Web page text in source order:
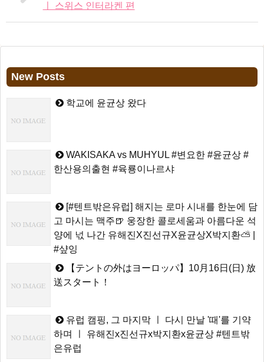
ㅣ 스위스 인터라켄 편
New Posts
학교에 윤균상 왔다
WAKISAKA vs MUHYUL #변요한 #윤균상 #
한산용의출현 #육룡이나르샤
[#텐트밖은유럽] 해지는 로마 시내를 한눈에 담
고 마시는 맥주🍺 웅장한 콜로세움과 아름다운 석
양에 넋 나간 유해진X진선규X윤균상X박지환⛅ |
#샾잉
【テントの外はヨーロッパ】10月16日(日) 放
送スタート！
유럽 캠핑, 그 마지막 ㅣ 다시 만날 '때'를 기약
하며 ㅣ 유해진x진선규x박지환x윤균상 #텐트밖
은유럽